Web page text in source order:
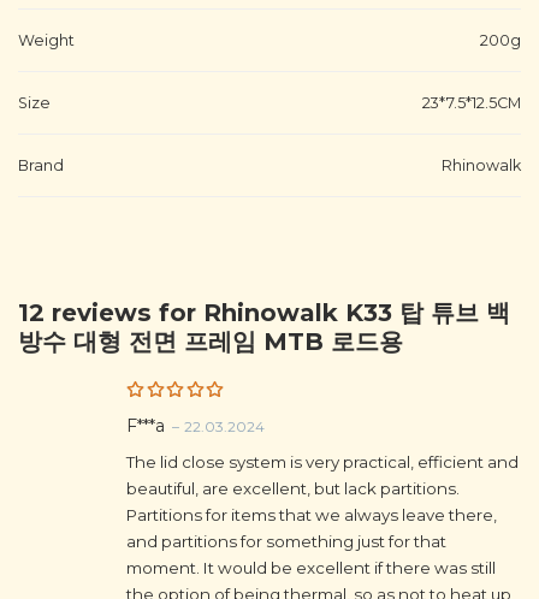
Weight 200g
Size 23*7.5*12.5CM
Brand Rhinowalk
12 reviews for Rhinowalk K33 탑 튜브 백
방수 대형 전면 프레임 MTB 로드용
Rated5
F***a – 22.03.2024
The lid close system is very practical, efficient and
beautiful, are excellent, but lack partitions.
Partitions for items that we always leave there,
and partitions for something just for that
moment. It would be excellent if there was still
the option of being thermal, so as not to heat up